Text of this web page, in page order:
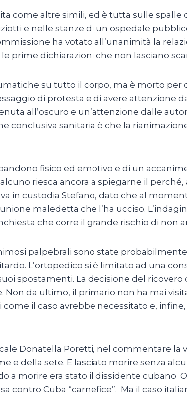
come altre simili, ed è tutta sulle
e nelle stanze di un ospedale
ha votato all’unanimità la
prime dichiarazioni che non lasciano
su tutto il corpo, ma è morto per
di protesta e di avere attenzione
all’oscuro e un’attenzione dalle
conclusiva sanitaria è che la
fisico ed emotivo e di un
riesca ancora a spiegarne il
in custodia Stefano, dato che al
maledetta che l’ha ucciso.
che corre il grande rischio di
palpebrali sono state
L’ortopedico si è limitato ad una
spostamenti. La decisione del
Non da ultimo, il primario non ha mai
il caso avrebbe necessitato e,
Donatella Poretti, nel commentare
e della sete. E lasciato morire senza
a morire era stato il dissidente cubano
contro Cuba “carnefice”. Ma il caso